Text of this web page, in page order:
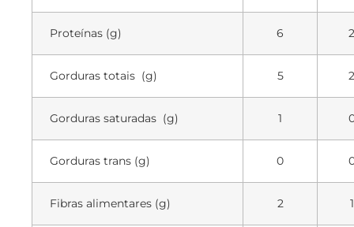
Proteínas (g) 6 2
Gorduras totais (g) 5 2
Gorduras saturadas (g) 1
Gorduras trans (g) 0
Fibras alimentares (g) 2 1